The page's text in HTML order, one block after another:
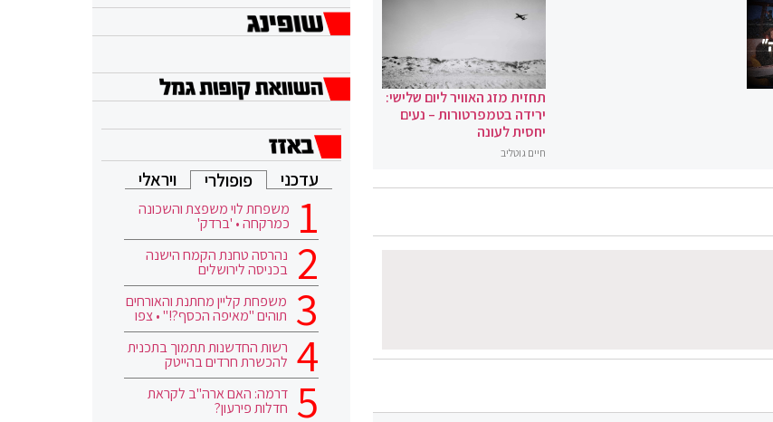
תחזית מזג האוויר ליום שלישי:
ירידה בטמפרטורות – נעים
יחסית לעונה
חיים גוטליב
עדכני פופולרי ויראלי
משפחת לוי משפצת והשכונה
כמרקחה • 'ברדק'
נהרסה טחנת הקמח הישנה
בכניסה לירושלים
משפחת קליין מחתנת והאורחים
תוהים "מאיפה הכסף?!" • צפו
רשות החדשנות תתמוך בתכנית
להכשרת חרדים בהייטק
דרמה: האם ארה"ב לקראת
חדלות פירעון?